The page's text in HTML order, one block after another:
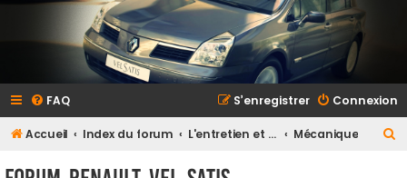
FAQ Connexion
S’enregistrer
Accueil Index du forum L'entretien et la maintenance Mécanique